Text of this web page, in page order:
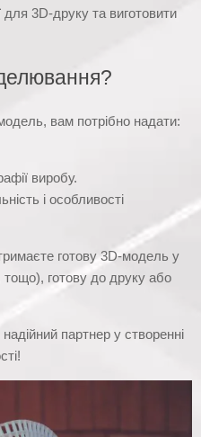
для 3D-друку та виготовити
вам потрібно надати:
виробу.
і особливості
готову 3D-модель у
готову до друку або
партнер у створенні